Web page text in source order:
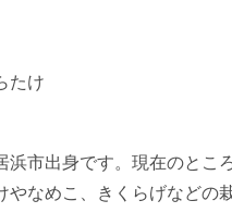
たけ
市出身です。現在のとこ
なめこ、きくらげなどの